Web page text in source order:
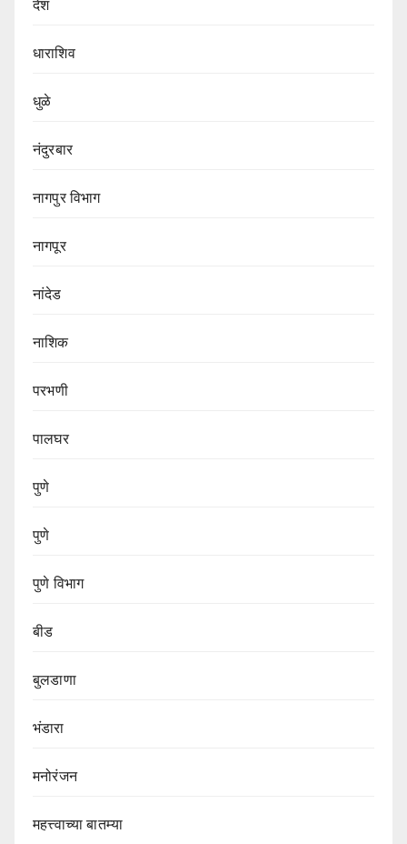
देश
धाराशिव
धुळे
नंदुरबार
नागपुर‌ विभाग‌
नागपूर
नांदेड
नाशिक
परभणी
पालघर
पुणे
पुणे
पुणे विभाग‌
बीड
बुलडाणा
भंडारा
मनोरंजन
महत्त्वाच्या बातम्या